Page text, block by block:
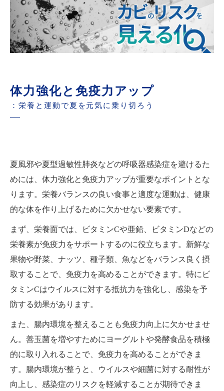
体力強化と免疫力アップ
：栄養と運動で夏を元気に乗り切ろう
夏風邪や夏型過敏性肺炎などの呼吸器感染症を避けるた
めには、体力強化と免疫力アップが重要なポイントとな
ります。栄養バランスの良い食事と適度な運動は、健康
的な体を作り上げるために欠かせない要素です。
まず、栄養面では、ビタミンCや亜鉛、ビタミンDなどの
栄養素が免疫力をサポートするのに役立ちます。新鮮な
果物や野菜、ナッツ、種子類、魚などをバランス良く摂
取することで、免疫力を高めることができます。特にビ
タミンCはウイルスに対する抵抗力を強化し、感染を予
防する効果があります。
また、腸内環境を整えることも免疫力向上に欠かせませ
ん。善玉菌を増やすためにヨーグルトや発酵食品を積極
的に取り入れることで、免疫力を高めることができま
す。腸内環境が整うと、ウイルスや細菌に対する耐性が
向上し、感染症のリスクを軽減することが期待できま